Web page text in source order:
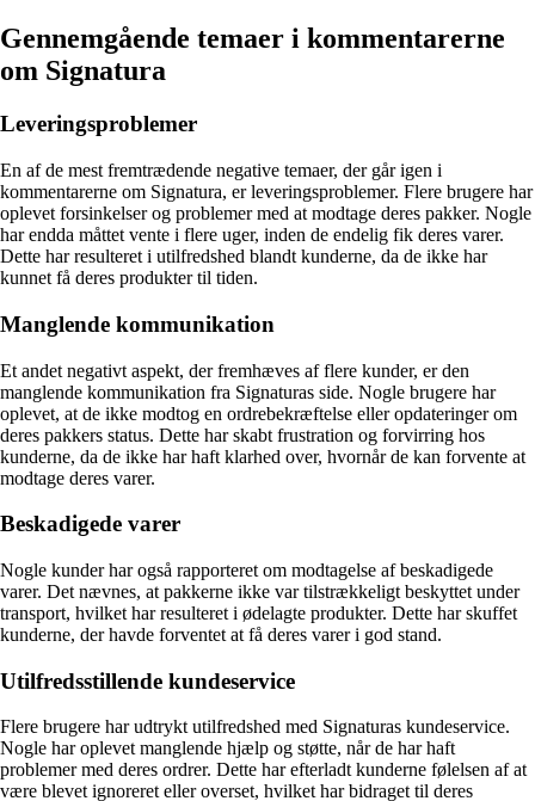
Gennemgående temaer i kommentarerne
om Signatura
Leveringsproblemer
En af de mest fremtrædende negative temaer, der går igen i
kommentarerne om Signatura, er leveringsproblemer. Flere brugere har
oplevet forsinkelser og problemer med at modtage deres pakker. Nogle
har endda måttet vente i flere uger, inden de endelig fik deres varer.
Dette har resulteret i utilfredshed blandt kunderne, da de ikke har
kunnet få deres produkter til tiden.
Manglende kommunikation
Et andet negativt aspekt, der fremhæves af flere kunder, er den
manglende kommunikation fra Signaturas side. Nogle brugere har
oplevet, at de ikke modtog en ordrebekræftelse eller opdateringer om
deres pakkers status. Dette har skabt frustration og forvirring hos
kunderne, da de ikke har haft klarhed over, hvornår de kan forvente at
modtage deres varer.
Beskadigede varer
Nogle kunder har også rapporteret om modtagelse af beskadigede
varer. Det nævnes, at pakkerne ikke var tilstrækkeligt beskyttet under
transport, hvilket har resulteret i ødelagte produkter. Dette har skuffet
kunderne, der havde forventet at få deres varer i god stand.
Utilfredsstillende kundeservice
Flere brugere har udtrykt utilfredshed med Signaturas kundeservice.
Nogle har oplevet manglende hjælp og støtte, når de har haft
problemer med deres ordrer. Dette har efterladt kunderne følelsen af at
være blevet ignoreret eller overset, hvilket har bidraget til deres